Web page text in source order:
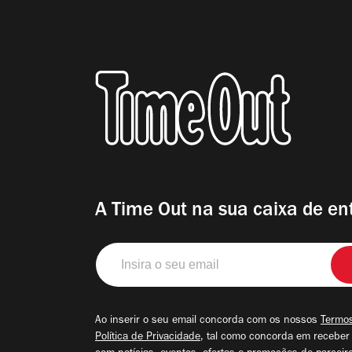
A Time Out na sua caixa de
Insira
o
seu
Ao inserir o seu email concorda com os nossos
Política de Privacidade, tal como concorda em